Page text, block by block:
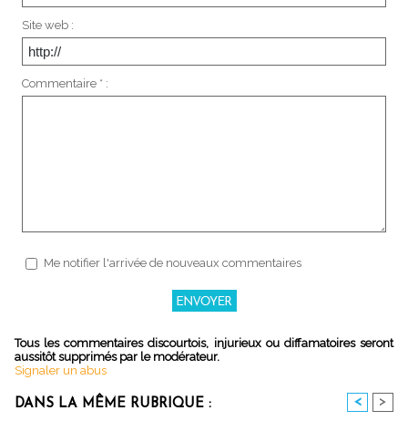
Site web :
Commentaire * :
Me notifier l'arrivée de nouveaux commentaires
Tous les commentaires discourtois, injurieux ou diffamatoires seront
aussitôt supprimés par le modérateur.
Signaler un abus
DANS LA MÊME RUBRIQUE : < >